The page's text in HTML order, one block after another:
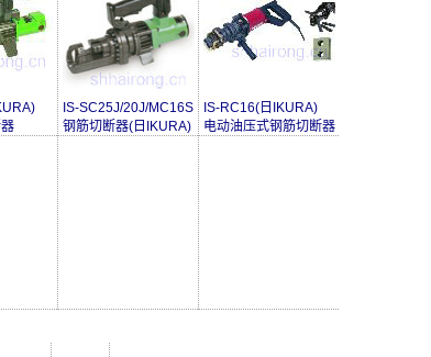
IS-SC25J/20J/MC16S
钢筋切断器(日IKURA)
IS-RC16(日IKURA)
电动油压式钢筋切断器